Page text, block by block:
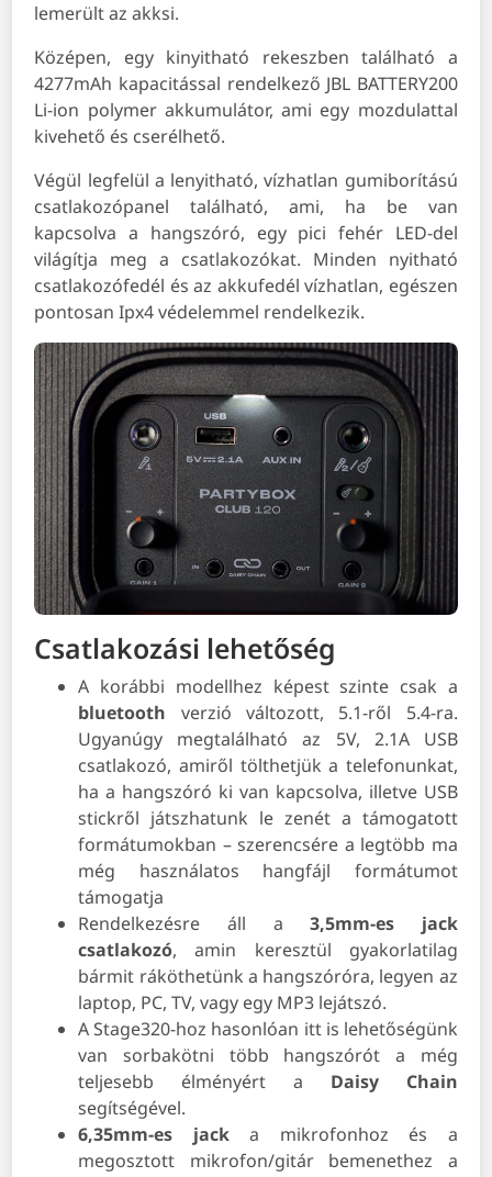
lemerült az akksi.
Középen, egy kinyitható rekeszben található a
4277mAh kapacitással rendelkező JBL BATTERY200
Li-ion polymer akkumulátor, ami egy mozdulattal
kivehető és cserélhető.
Végül legfelül a lenyitható, vízhatlan gumiborítású
csatlakozópanel található, ami, ha be van
kapcsolva a hangszóró, egy pici fehér LED-del
világítja meg a csatlakozókat. Minden nyitható
csatlakozófedél és az akkufedél vízhatlan, egészen
pontosan Ipx4 védelemmel rendelkezik.
Csatlakozási lehetőség
A korábbi modellhez képest szinte csak a
bluetooth verzió változott, 5.1-ről 5.4-ra.
Ugyanúgy megtalálható az 5V, 2.1A USB
csatlakozó, amiről tölthetjük a telefonunkat,
ha a hangszóró ki van kapcsolva, illetve USB
stickről játszhatunk le zenét a támogatott
formátumokban – szerencsére a legtöbb ma
még használatos hangfájl formátumot
támogatja
Rendelkezésre áll a3,5mm-es jack
csatlakozó, amin keresztül gyakorlatilag
bármit ráköthetünk a hangszóróra, legyen az
laptop, PC, TV, vagy egy MP3 lejátszó.
A Stage320-hoz hasonlóan itt is lehetőségünk
van sorbakötni több hangszórót a még
teljesebb élményért a Daisy Chain
segítségével.
6,35mm-es jacka mikrofonhoz és a
megosztott mikrofon/gitár bemenethez a